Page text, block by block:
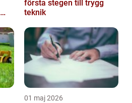
första stegen till trygg
teknik
01 maj 2026